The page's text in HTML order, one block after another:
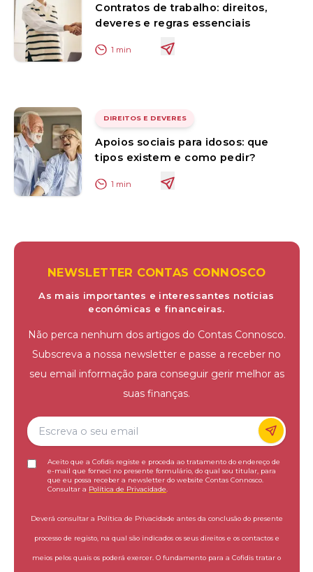
Contratos de trabalho: direitos,
deveres e regras essenciais
1 min
DIREITOS E DEVERES
Apoios sociais para idosos: que
tipos existem e como pedir?
1 min
NEWSLETTER CONTAS CONNOSCO
As mais importantes e interessantes notícias
económicas e financeiras.
Não perca nenhum dos artigos do Contas Connosco.
Subscreva a nossa newsletter e passe a receber no
seu email informação para conseguir gerir melhor as
suas finanças.
Aceito que a Cofidis registe e proceda ao tratamento do endereço de
e-mail que forneci no presente formulário, do qual sou titular, para
que eu possa receber a newsletter do website Contas Connosco.
Consultar a Política de Privacidade
Deverá consultar a Política de Privacidade antes da conclusão do presente
processo de registo, na qual são indicados os seus direitos e os contactos e
meios pelos quais os poderá exercer. O fundamento para a Cofidis tratar o